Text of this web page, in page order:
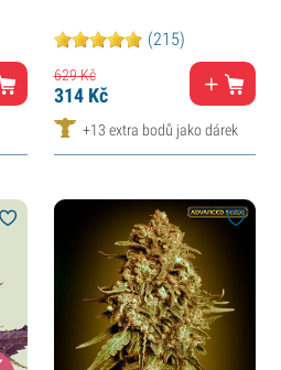
(215)
629Kč
314Kč
+13 extra bodů jako dárek